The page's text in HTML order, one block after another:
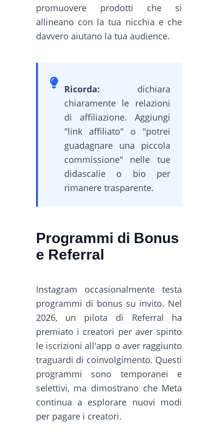
promuovere prodotti che si
allineano con la tua nicchia e che
davvero aiutano la tua audience.
Ricorda: dichiara
chiaramente le relazioni
di affiliazione. Aggiungi
"link affiliato" o "potrei
guadagnare una piccola
commissione" nelle tue
didascalie o bio per
rimanere trasparente.
Programmi di Bonus
e Referral
Instagram occasionalmente testa
programmi di bonus su invito. Nel
2026, un pilota di Referral ha
premiato i creatori per aver spinto
le iscrizioni all'app o aver raggiunto
traguardi di coinvolgimento. Questi
programmi sono temporanei e
selettivi, ma dimostrano che Meta
continua a esplorare nuovi modi
per pagare i creatori.